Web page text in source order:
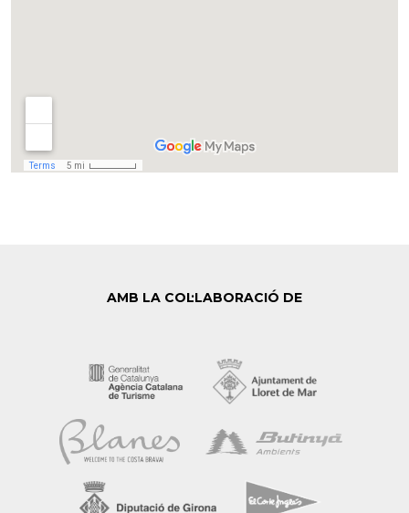
AMB LA COL·LABORACIÓ DE